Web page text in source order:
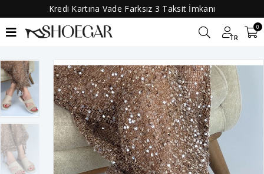
Kredi Kartına Vade Farksız 3 Taksit İmkanı
TR
0